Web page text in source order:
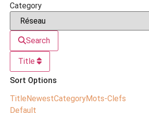
Category
Search
Title
Sort Options
Title NewestCategoryMots-Clefs
Default